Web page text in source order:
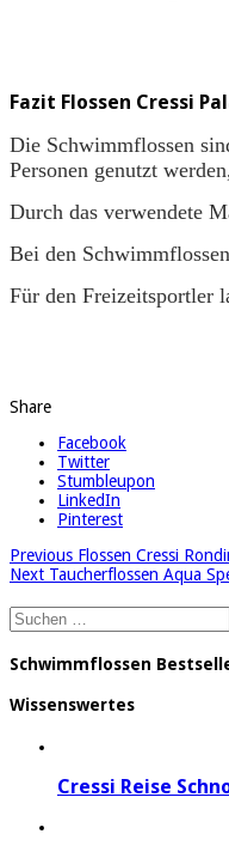
Fazit Flossen Cressi
Die Schwimmflossen
Personen genutzt
Durch das verwendete
Bei den
Für den Freizeitsportler
Share
Facebook
Twitter
Stumbleupon
LinkedIn
Pinterest
Previous Flossen Cressi
Next Taucherflossen Aqua
Suchen
nach:
Schwimmflossen
Wissenswertes
Cressi Reise